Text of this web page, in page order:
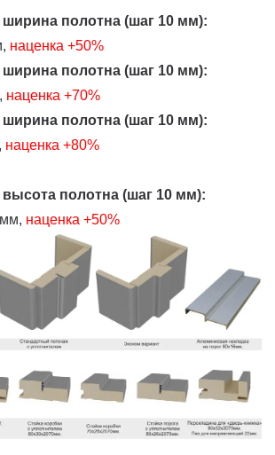
ширина полотна (шаг 10 мм):
наценка +50%
ширина полотна (шаг 10 мм):
наценка +70%
ширина полотна (шаг 10 мм):
наценка +80%
высота полотна (шаг 10 мм):
наценка +50%